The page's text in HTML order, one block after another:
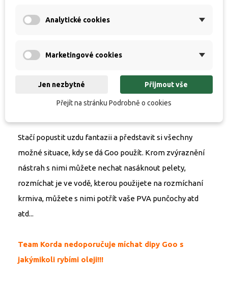
obzvláště když necháte vrstvu trošku uschnout a
až pak nahodíte. Verze Supreme se pak lépe hodí
Stačí popustit uzdu fantazii a představit si všechny
možné situace, kdy se dá Goo použít. Krom zvýraznění
nástrah s nimi můžete nechat nasáknout pelety,
rozmíchat je ve vodě, kterou použijete na rozmíchaní
krmiva, můžete s nimi potřít vaše PVA punčochy atd
atd...
Team Korda nedoporučuje míchat dipy Goo s
jakýmikoli rybími oleji!!!
Analytické cookies
Marketingové cookies
Jen nezbytné Přijmout vše
Přejít na stránku Podrobně o cookies